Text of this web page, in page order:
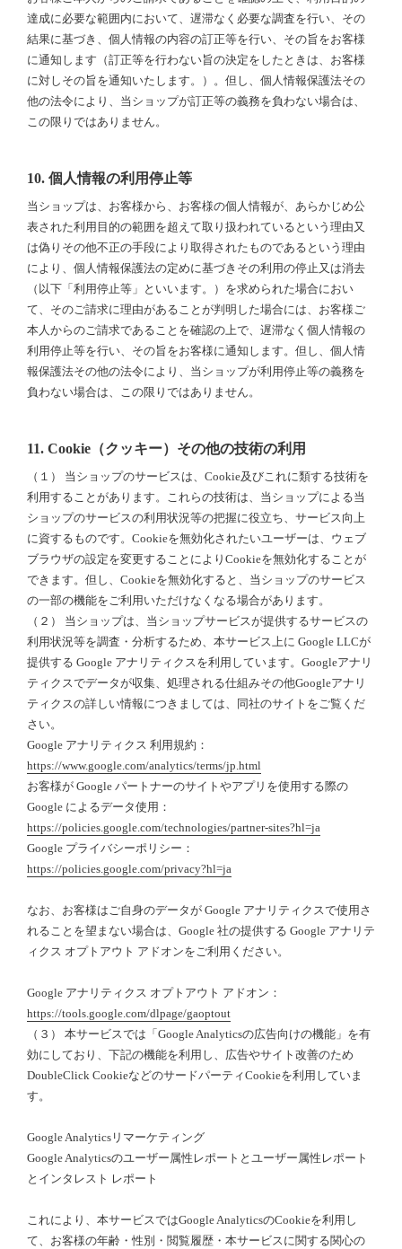
達成に必要な範囲内において、遅滞なく必要な調査を行い、その
結果に基づき、個人情報の内容の訂正等を行い、その旨をお客様
に通知します（訂正等を行わない旨の決定をしたときは、お客様
に対しその旨を通知いたします。）。但し、個人情報保護法その
他の法令により、当ショップが訂正等の義務を負わない場合は、
この限りではありません。
10. 個人情報の利用停止等
当ショップは、お客様から、お客様の個人情報が、あらかじめ公
表された利用目的の範囲を超えて取り扱われているという理由又
は偽りその他不正の手段により取得されたものであるという理由
により、個人情報保護法の定めに基づきその利用の停止又は消去
（以下「利用停止等」といいます。）を求められた場合におい
て、そのご請求に理由があることが判明した場合には、お客様ご
本人からのご請求であることを確認の上で、遅滞なく個人情報の
利用停止等を行い、その旨をお客様に通知します。但し、個人情
報保護法その他の法令により、当ショップが利用停止等の義務を
負わない場合は、この限りではありません。
11. Cookie（クッキー）その他の技術の利用
（１） 当ショップのサービスは、Cookie及びこれに類する技術を
利用することがあります。これらの技術は、当ショップによる当
ショップのサービスの利用状況等の把握に役立ち、サービス向上
に資するものです。Cookieを無効化されたいユーザーは、ウェブ
ブラウザの設定を変更することによりCookieを無効化することが
できます。但し、Cookieを無効化すると、当ショップのサービス
の一部の機能をご利用いただけなくなる場合があります。
（２） 当ショップは、当ショップサービスが提供するサービスの
利用状況等を調査・分析するため、本サービス上に Google LLCが
提供する Google アナリティクスを利用しています。Googleアナリ
ティクスでデータが収集、処理される仕組みその他Googleアナリ
ティクスの詳しい情報につきましては、同社のサイトをご覧くだ
さい。
Google アナリティクス 利用規約：
https://www.google.com/analytics/terms/jp.html
お客様が Google パートナーのサイトやアプリを使用する際の
Google によるデータ使用：
https://policies.google.com/technologies/partner-sites?hl=ja
Google プライバシーポリシー：
https://policies.google.com/privacy?hl=ja
なお、お客様はご自身のデータが Google アナリティクスで使用さ
れることを望まない場合は、Google 社の提供する Google アナリテ
ィクス オプトアウト アドオンをご利用ください。
Google アナリティクス オプトアウト アドオン：
https://tools.google.com/dlpage/gaoptout
（３） 本サービスでは「Google Analyticsの広告向けの機能」を有
効にしており、下記の機能を利用し、広告やサイト改善のため
DoubleClick CookieなどのサードパーティCookieを利用していま
す。
Google Analyticsリマーケティング
Google Analyticsのユーザー属性レポートとユーザー属性レポート
とインタレスト レポート
これにより、本サービスではGoogle AnalyticsのCookieを利用し
て、お客様の年齢・性別・閲覧履歴・本サービスに関する関心の